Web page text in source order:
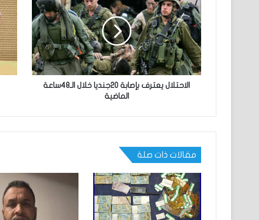
الاحتلال يعترف بإصابة 20جنديا خلال الـ48ساعة
الماضية
مقالات ذات صلة